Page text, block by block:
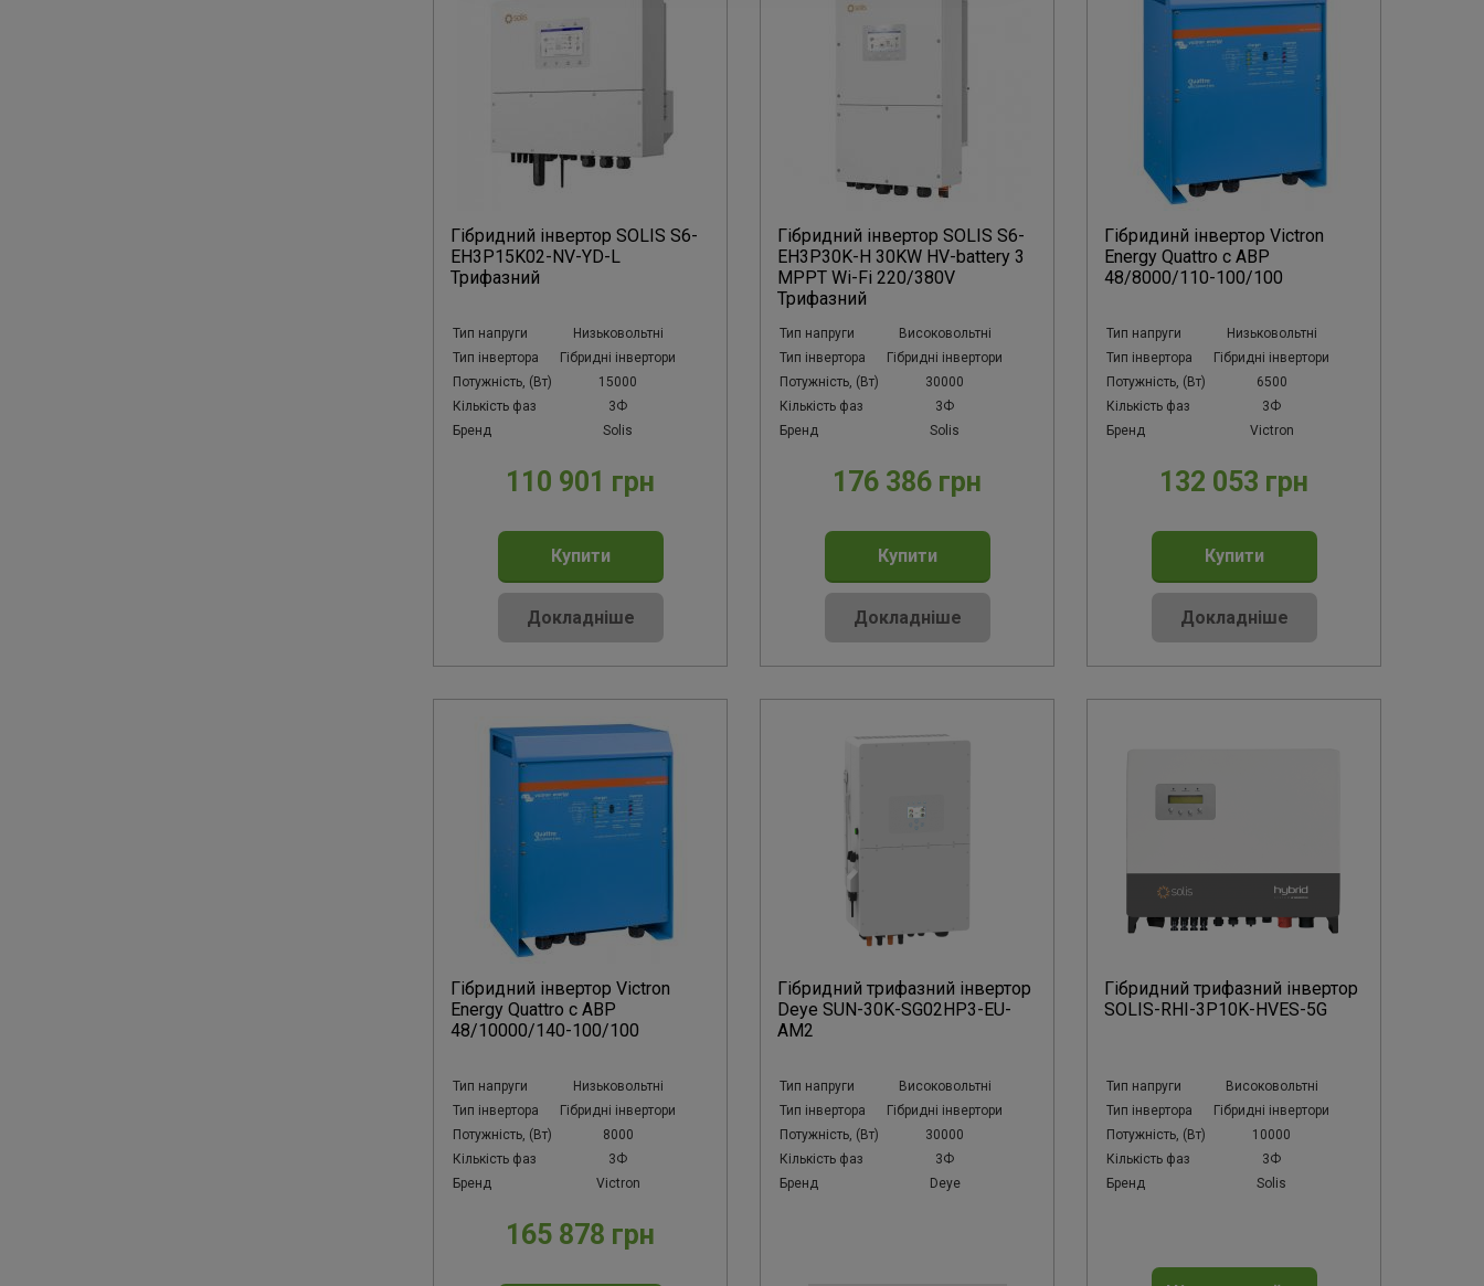
Гібридний інвертор SOLIS S6-
EH3P15K02-NV-YD-L
Трифазний
Тип напруги
Низьковольтні
Тип інвертора
Гібридні інвертори
Потужність, (Вт)
15000
Кількість фаз
3Ф
Бренд
Solis
110 901 грн
Купити
Докладніше
Гібридний інвертор SOLIS S6-
EH3P30K-H 30KW HV-battery 3
MPPT Wi-Fi 220/380V
Трифазний
Тип напруги
Високовольтні
Тип інвертора
Гібридні інвертори
Потужність, (Вт)
30000
Кількість фаз
3Ф
Бренд
Solis
176 386 грн
Купити
Докладніше
Гібридинй інвертор Victron
Energy Quattro с АВР
48/8000/110-100/100
Тип напруги
Низьковольтні
Тип інвертора
Гібридні інвертори
Потужність, (Вт)
6500
Кількість фаз
3Ф
Бренд
Victron
132 053 грн
Купити
Докладніше
Гібридний інвертор Victron
Energy Quattro с АВР
48/10000/140-100/100
Тип напруги
Низьковольтні
Тип інвертора
Гібридні інвертори
Потужність, (Вт)
8000
Кількість фаз
3Ф
Бренд
Victron
165 878 грн
Гібридний трифазний інвертор
Deye SUN-30K-SG02HP3-EU-
AM2
Тип напруги
Високовольтні
Тип інвертора
Гібридні інвертори
Потужність, (Вт)
30000
Кількість фаз
3Ф
Бренд
Deye
Гібридний трифазний інвертор
SOLIS-RHI-3P10K-HVES-5G
Тип напруги
Високовольтні
Тип інвертора
Гібридні інвертори
Потужність, (Вт)
10000
Кількість фаз
3Ф
Бренд
Solis